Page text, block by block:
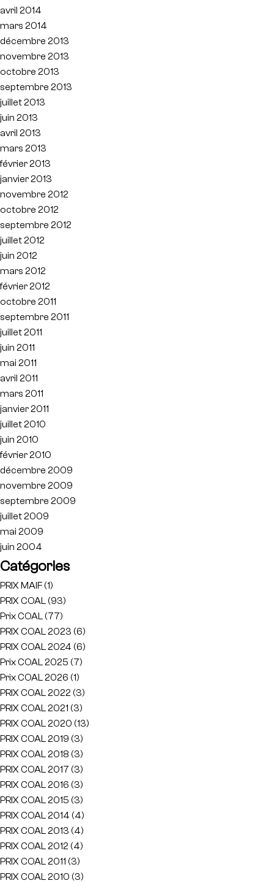
avril 2014
mars 2014
décembre 2013
novembre 2013
octobre 2013
septembre 2013
juillet 2013
juin 2013
avril 2013
mars 2013
février 2013
janvier 2013
novembre 2012
octobre 2012
septembre 2012
juillet 2012
juin 2012
mars 2012
février 2012
octobre 2011
septembre 2011
juillet 2011
juin 2011
mai 2011
avril 2011
mars 2011
janvier 2011
juillet 2010
juin 2010
février 2010
décembre 2009
novembre 2009
septembre 2009
juillet 2009
mai 2009
juin 2004
Catégories
PRIX MAIF(1)
PRIX COAL(93)
Prix COAL(77)
PRIX COAL 2023 (6)
PRIX COAL 2024 (6)
Prix COAL 2025 (7)
Prix COAL 2026 (1)
PRIX COAL 2022 (3)
PRIX COAL 2021 (3)
PRIX COAL 2020 (13)
PRIX COAL 2019 (3)
PRIX COAL 2018 (3)
PRIX COAL 2017 (3)
PRIX COAL 2016 (3)
PRIX COAL 2015 (3)
PRIX COAL 2014 (4)
PRIX COAL 2013 (4)
PRIX COAL 2012 (4)
PRIX COAL 2011 (3)
PRIX COAL 2010 (3)